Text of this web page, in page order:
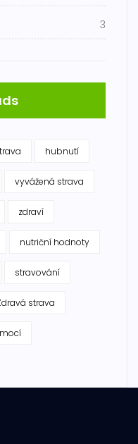
3
hubnutí
vyvážená strava
zdraví
nutriční hodnoty
stravování
strava